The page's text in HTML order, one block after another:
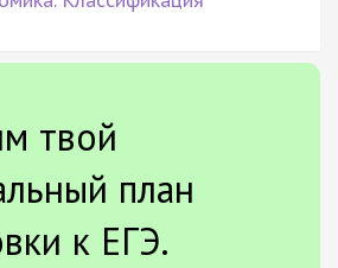
твой
план
к ЕГЭ.